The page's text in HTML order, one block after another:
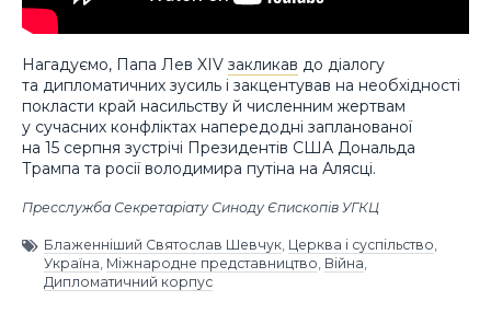
Нагадуємо, Папа Лев XIV закликав до діалогу
та дипломатичних зусиль і закцентував на необхідності
покласти край насильству й численним жертвам
у сучасних конфліктах напередодні запланованої
на 15 серпня зустрічі Президентів США Дональда
Трампа та росії володимира путіна на Алясці.
Пресслужба Секретаріату Синоду Єпископів УГКЦ
Блаженніший Святослав Шевчук, Церква і суспільство,
Україна, Міжнародне представництво, Війна,
Дипломатичний корпус